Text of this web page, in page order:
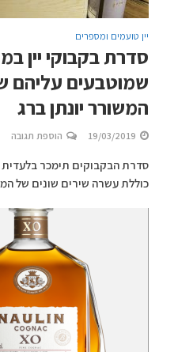
יין טועמים ומספרים
סדרת בקבוקי יין
שמוטבעים עליהם
המשורר יונתן ברג
19/03/2019 הוספת תגובה
סדרת הבקבוקים תימכר בלעדית
כוללת עשרה שירים שונים של